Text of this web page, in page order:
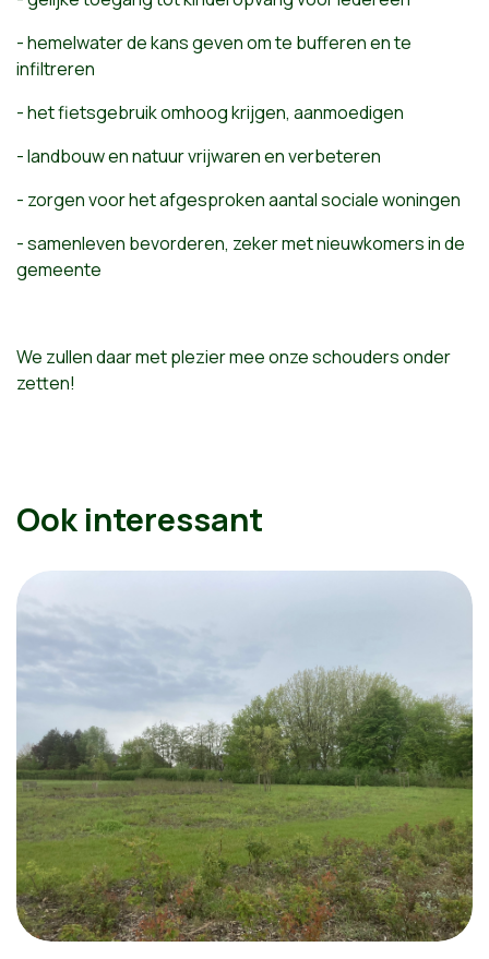
- hemelwater de kans geven om te bufferen en te
infiltreren
- het fietsgebruik omhoog krijgen, aanmoedigen
- landbouw en natuur vrijwaren en verbeteren
- zorgen voor het afgesproken aantal sociale woningen
- samenleven bevorderen, zeker met nieuwkomers in de
gemeente
We zullen daar met plezier mee onze schouders onder
zetten!
Ook interessant